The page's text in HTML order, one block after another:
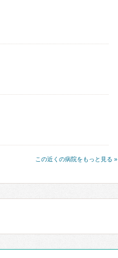
この近くの病院をもっと見る »